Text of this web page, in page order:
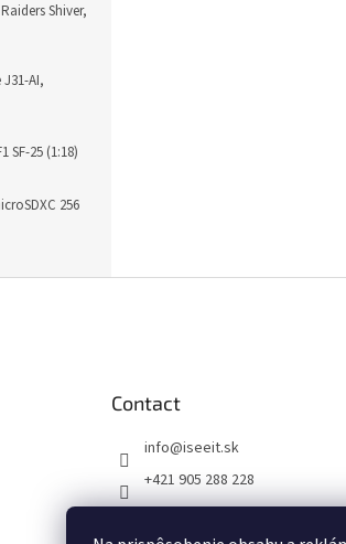
Shiver,
AI,
SF-25 (1:18)
256
Contact
info@iseeit.sk
+421 905 288 228
FB I SEE IT